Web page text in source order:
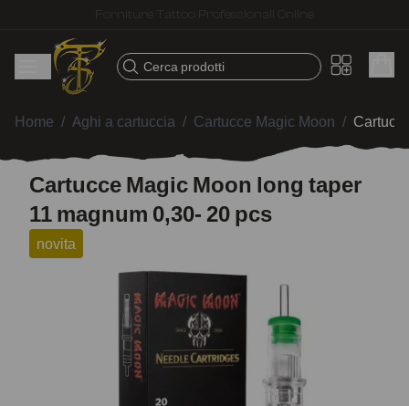
Cerca prodotti
Home / Aghi a cartuccia / Cartucce Magic Moon /
Cartucce Magic Moon long taper
11 magnum 0,30- 20 pcs
novita